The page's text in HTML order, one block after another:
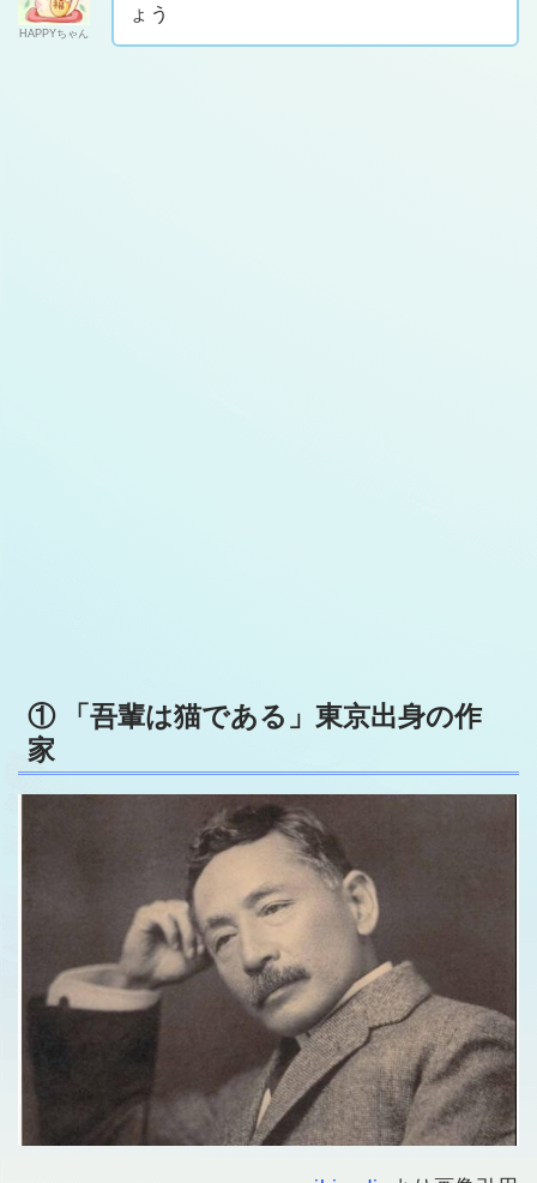
HAPPYちゃん
ょう
① 「吾輩は猫である」東京出身の作
家